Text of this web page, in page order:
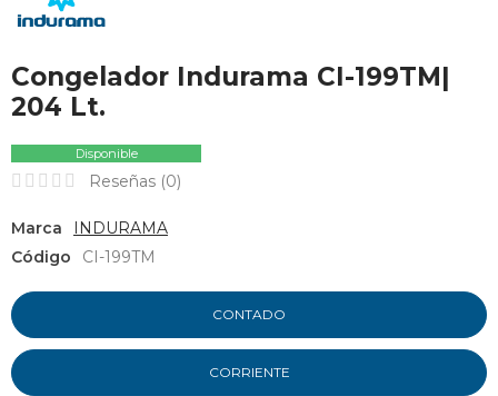
Congelador Indurama CI-199TM|
204 Lt.
Disponible
Reseñas (0)
Marca
INDURAMA
Código
CI-199TM
CONTADO
CORRIENTE